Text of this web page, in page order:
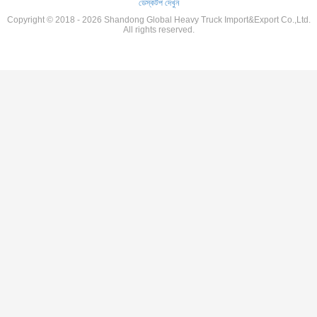
ডেস্কটপ দেখুন
Copyright © 2018 - 2026 Shandong Global Heavy Truck Import&Export Co.,Ltd.
All rights reserved.